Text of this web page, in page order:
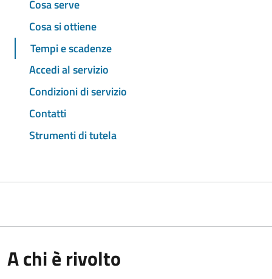
Cosa serve
Cosa si ottiene
Tempi e scadenze
Accedi al servizio
Condizioni di servizio
Contatti
Strumenti di tutela
A chi è rivolto